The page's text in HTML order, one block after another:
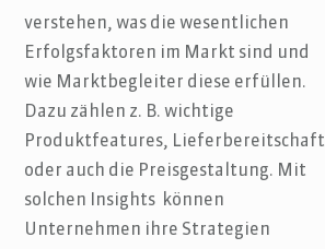
verstehen, was die wesentlichen
Erfolgsfaktoren im Markt sind und
wie Marktbegleiter diese erfüllen.
Dazu zählen z. B. wichtige
Produktfeatures, Lieferbereitschaft
oder auch die Preisgestaltung. Mit
solchen Insights können
Unternehmen ihre Strategien